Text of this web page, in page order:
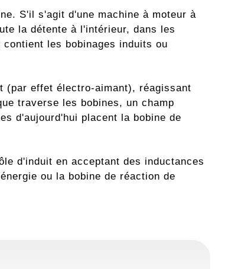
S'il s'agit d'une machine à moteur à
la détente à l'intérieur, dans les
les bobinages induits ou
(par effet électro-aimant), réagissant
traverse les bobines, un champ
d'aujourd'hui placent la bobine de
d'induit en acceptant des inductances
ou la bobine de réaction de